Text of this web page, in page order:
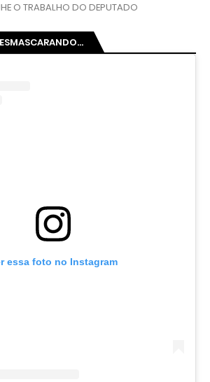
O TRABALHO DO DEPUTADO
essa foto no Instagram